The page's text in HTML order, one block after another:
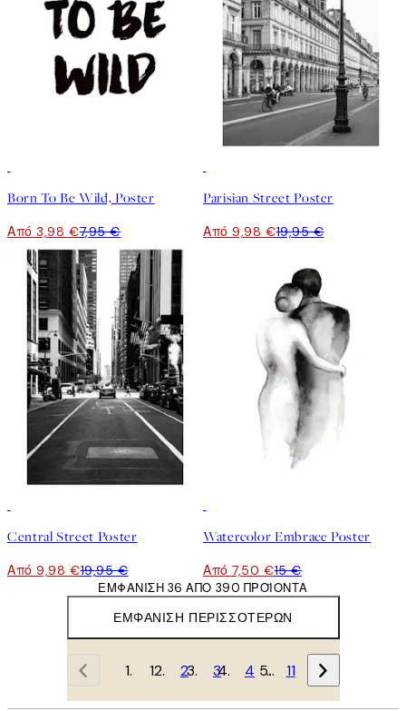
Born To Be Wild, Poster
Από 3,98 €7,95 €
Parisian Street Poster
Από 9,98 €19,95 €
Central Street Poster
Από 9,98 €19,95 €
Watercolor Embrace Poster
Από 7,50 €15 €
ΕΜΦΆΝΙΣΗ ΠΕΡΙΣΣΌΤΕΡΩΝ
ΕΜΦΆΝΙΣΗ 36 ΑΠΌ 390 ΠΡΟΪΌΝΤΑ
1 2 3 4 … 11